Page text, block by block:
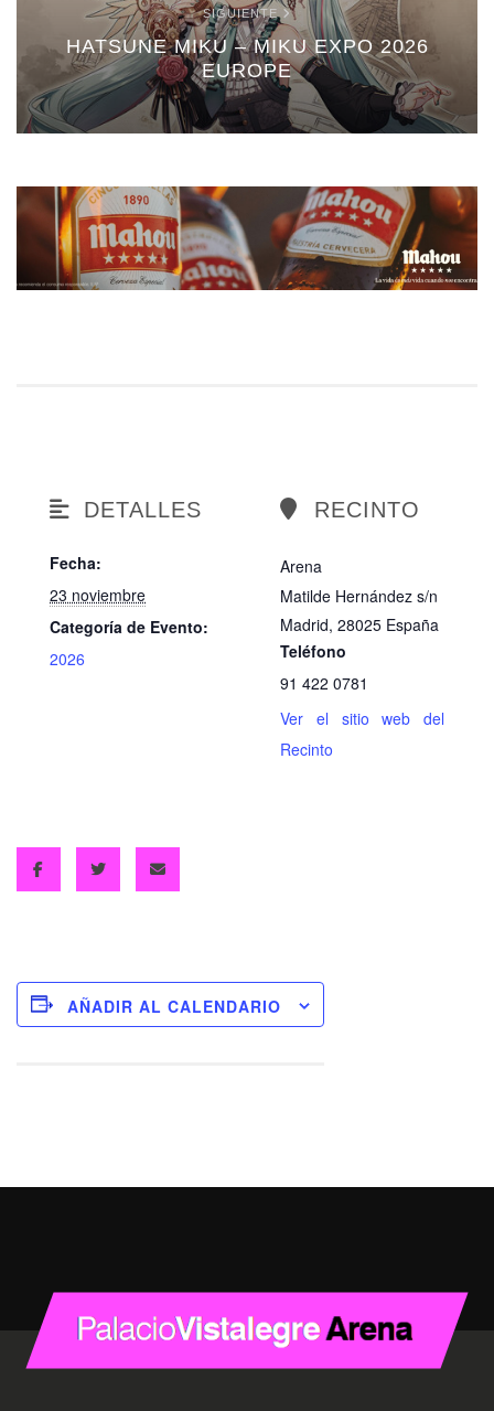
SIGUIENTE
HATSUNE MIKU – MIKU EXPO 2026
EUROPE
DETALLES
Fecha:
23 noviembre
Categoría de Evento:
2026
RECINTO
Arena
Matilde Hernández s/n
Madrid, 28025 España
Teléfono
91 422 0781
Ver el sitio web del
Recinto
AÑADIR AL CALENDARIO